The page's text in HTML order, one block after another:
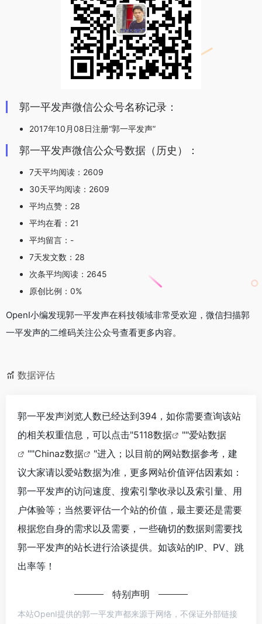
郭一平发声微信公众号名称记录：
2017年10月08日注册“郭一平发声”
郭一平发声微信公众号数据（历史）：
7天平均阅读：2609
30天平均阅读：2609
平均点赞：28
平均在看：21
平均留言：-
7天发文数：28
次条平均阅读：2645
原创比例：0%
OpenI小编发现郭一平发声在科技领域非常受欢迎，微信扫描郭
一平发声的二维码关注公众号查看更多内容。
数据评估
郭一平发声浏览人数已经达到394，如你需要查询该站
的相关权重信息，可以点击"5118数据 ""爱站数据
""Chinaz数据
"进入；以目前的网站数据参考，建
议大家请以爱站数据为准，更多网站价值评估因素如：
郭一平发声的访问速度、搜索引擎收录以及索引量、用
户体验等；当然要评估一个站的价值，最主要还是需要
根据您自身的需求以及需要，一些确切的数据则需要找
郭一平发声的站长进行洽谈提供。如该站的IP、PV、跳
出率等！
特别声明
本站OpenI提供的郭一平发声都来源于网络，不保证外部链接